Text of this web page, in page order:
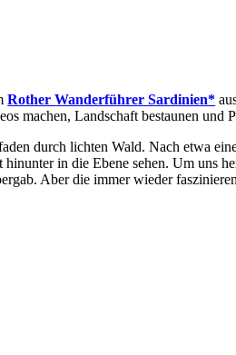
Rother Wanderführer Sardinien*
machen, Landschaft bestaunen
durch lichten Wald. Nach etwa
in die Ebene sehen. Um uns
Aber die immer wieder